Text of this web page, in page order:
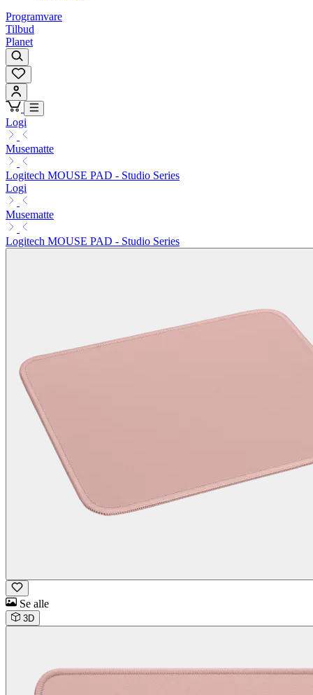
Programvare
Tilbud
Planet
Logi
Musematte
Logitech MOUSE PAD - Studio Series
Logi
Musematte
Logitech MOUSE PAD - Studio Series
Se alle
3D